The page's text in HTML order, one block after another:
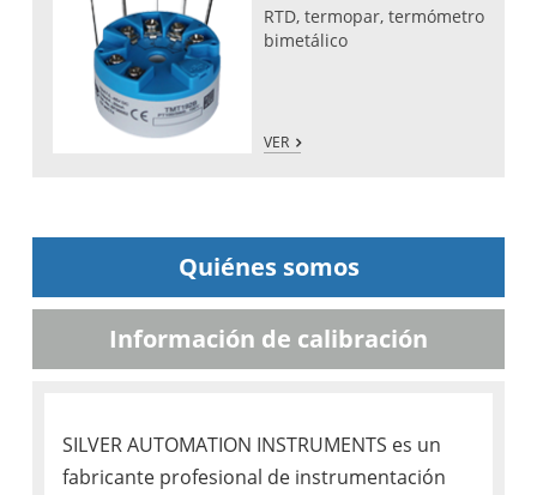
RTD, termopar, termómetro
bimetálico
VER
Quiénes somos
Información de calibración
SILVER AUTOMATION INSTRUMENTS es un
fabricante profesional de instrumentación